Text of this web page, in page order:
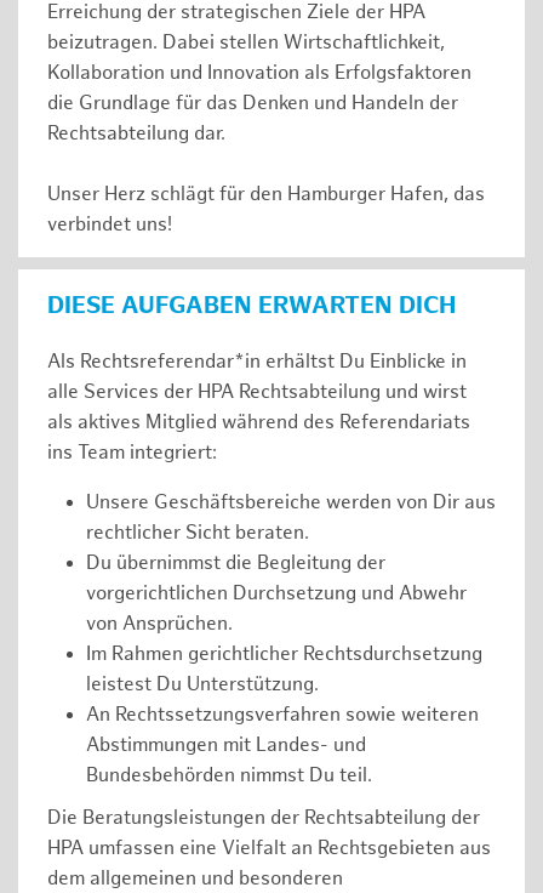
Erreichung der strategischen Ziele der HPA
beizutragen. Dabei stellen Wirtschaftlichkeit,
Kollaboration und Innovation als Erfolgsfaktoren
die Grundlage für das Denken und Handeln der
Rechtsabteilung dar.
Unser Herz schlägt für den Hamburger Hafen, das
verbindet uns!
DIESE AUFGABEN ERWARTEN DICH
Als Rechtsreferendar*in erhältst Du Einblicke in
alle Services der HPA Rechtsabteilung und wirst
als aktives Mitglied während des Referendariats
ins Team integriert:
Unsere Geschäftsbereiche werden von Dir aus
rechtlicher Sicht beraten.
Du übernimmst die Begleitung der
vorgerichtlichen Durchsetzung und Abwehr
von Ansprüchen.
Im Rahmen gerichtlicher Rechtsdurchsetzung
leistest Du Unterstützung.
An Rechtssetzungsverfahren sowie weiteren
Abstimmungen mit Landes- und
Bundesbehörden nimmst Du teil.
Die Beratungsleistungen der Rechtsabteilung der
HPA umfassen eine Vielfalt an Rechtsgebieten aus
dem allgemeinen und besonderen